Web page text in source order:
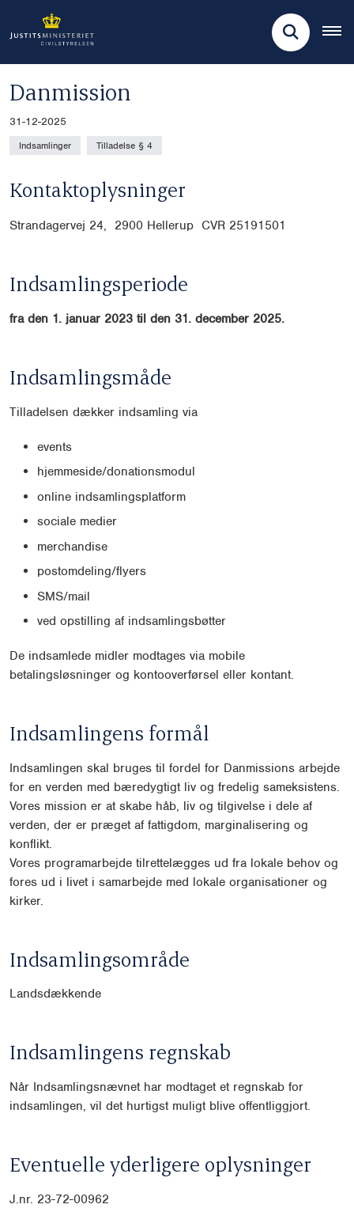
Danmission
31-12-2025
Indsamlinger Tilladelse § 4
Kontaktoplysninger
Strandagervej 24, 2900 Hellerup CVR 25191501
Indsamlingsperiode
fra den 1. januar 2023 til den 31. december 2025.
Indsamlingsmåde
Tilladelsen dækker indsamling via
events
hjemmeside/donationsmodul
online indsamlingsplatform
sociale medier
merchandise
postomdeling/flyers
SMS/mail
ved opstilling af indsamlingsbøtter
De indsamlede midler modtages via mobile
betalingsløsninger og kontooverførsel eller kontant.
Indsamlingens formål
Indsamlingen skal bruges til fordel for Danmissions arbejde
for en verden med bæredygtigt liv og fredelig sameksistens.
Vores mission er at skabe håb, liv og tilgivelse i dele af
verden, der er præget af fattigdom, marginalisering og
konflikt.
Vores programarbejde tilrettelægges ud fra lokale behov og
fores ud i livet i samarbejde med lokale organisationer og
kirker.
Indsamlingsområde
Landsdækkende
Indsamlingens regnskab
Når Indsamlingsnævnet har modtaget et regnskab for
indsamlingen, vil det hurtigst muligt blive offentliggjort.
Eventuelle yderligere oplysninger
J.nr. 23-72-00962